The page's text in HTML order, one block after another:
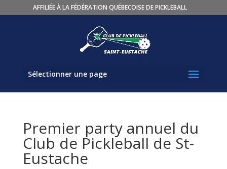
AFFILIÉE À LA FÉDÉRATION QUÉBECOISE DE PICKLEBALL
Sélectionner une page
Premier party annuel du
Club de Pickleball de St-
Eustache